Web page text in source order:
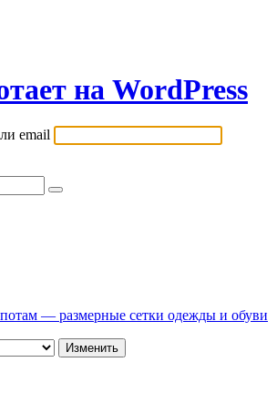
на WordPress
email
— размерные сетки одежды и обуви